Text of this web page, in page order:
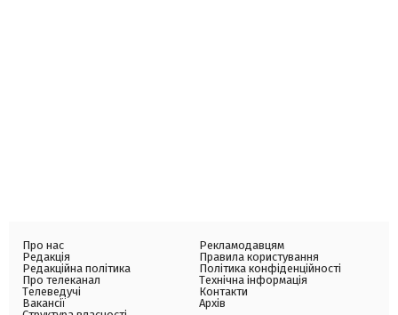
Про нас
Редакція
Редакційна політика
Про телеканал
Телеведучі
Вакансії
Рекламодавцям
Правила користування
Політика конфіденційності
Технічна інформація
Контакти
Архів